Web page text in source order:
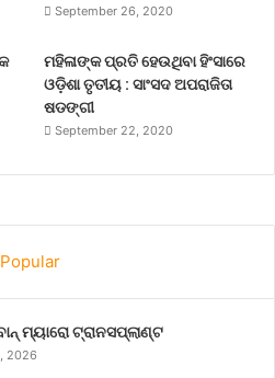
September 26, 2020
ମହିଳାଙ୍କ ପ୍ରତି ହେଉଥିବା ହିଂସାରେ
ଓଡ଼ିଶା ତୃତୀୟ : ସାଂସଦ ଅପରାଜିତା
ଷଡଙ୍ଗୀ
September 22, 2020
Popular
ମ୍ୟାରୋ ଟ୍ରାନସପ୍ଲାଣ୍ଟ
2026